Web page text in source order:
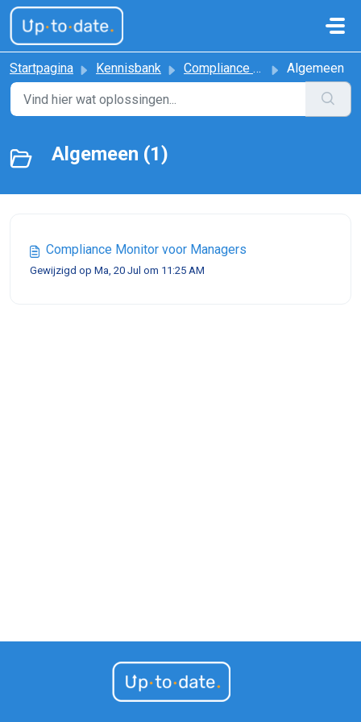
Doorgaan naar hoofdinhoud
Startpagina Kennisbank Compliance Monitor Algemeen
Algemeen (1)
Compliance Monitor voor Managers
Gewijzigd op Ma, 20 Jul om 11:25 AM